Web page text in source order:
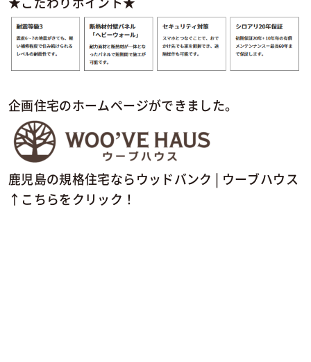
企画住宅のホームページができました。
鹿児島の規格住宅ならウッドバンク | ウーブハウス
↑こちらをクリック！